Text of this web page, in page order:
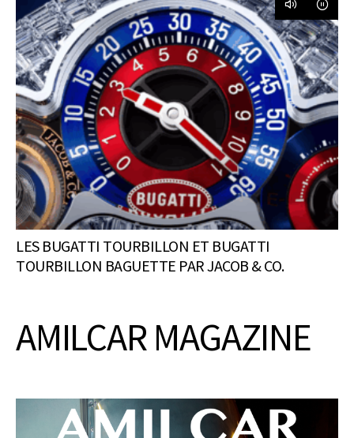
LES BUGATTI TOURBILLON ET BUGATTI
TOURBILLON BAGUETTE PAR JACOB & CO.
AMILCAR MAGAZINE